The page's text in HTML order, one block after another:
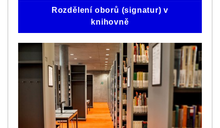
Rozdělení oborů (signatur) v
knihovně